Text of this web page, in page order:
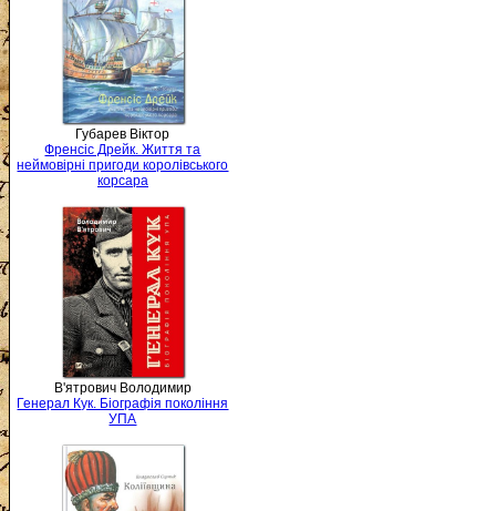
Губарев Віктор
Френсіс Дрейк. Життя та
неймовірні пригоди королівського
корсара
В'ятрович Володимир
Генерал Кук. Біографія покоління
УПА